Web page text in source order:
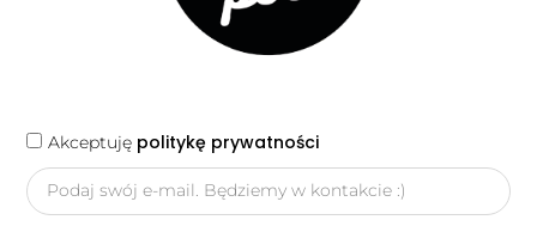
Akceptuję politykę prywatności